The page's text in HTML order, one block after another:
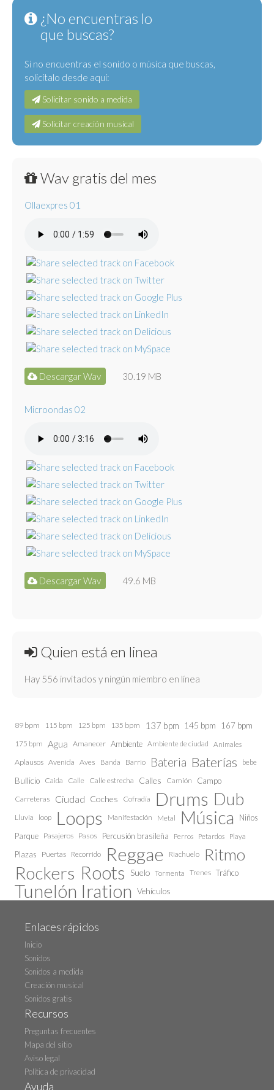
¿No encuentras lo
que buscas?
Si no encuentras el sonido o música que buscas,
solicítalo desde aquí:
Solicitar sonido a medida
Solicitar creación musical
Wav gratis del mes
Ollaexpres 01
Descargar Wav 30.19 MB
Microondas 02
Descargar Wav 49.6 MB
Quien está en linea
Hay 556 invitados y ningún miembro en línea
89 bpm 115 bpm 125 bpm 135 bpm 137 bpm 145 bpm 167 bpm
175 bpm Agua Amanecer Ambiente Ambiente de ciudad Animales
Aplausos Avenida Aves Banda Barrio Bateria Baterías bebe
Bullicio Caida Calle Calle estrecha Calles Camión Campo
Carreteras Ciudad Coches Cofradía Drums Dub
Lluvia loop Loops Manifestación Metal Música
Niños
Parque Pasajeros Pasos Percusión brasileña Perros Petardos Playa
Plazas Puertas Recorrido Reggae Riachuelo Ritmo
Rockers Roots Suelo Tormenta Trenes Tráfico
Tunelón Iration Vehículos
Enlaces rápidos
Inicio
Sonidos
Sonidos a medida
Creación musical
Sonidos gratis
Recursos
Preguntas frecuentes
Mapa del sitio
Aviso legal
Política de privacidad
Ayuda